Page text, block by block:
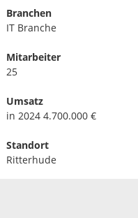
Branchen
IT Branche
Mitarbeiter
25
Umsatz
in 2024 4.700.000 €
Standort
Ritterhude